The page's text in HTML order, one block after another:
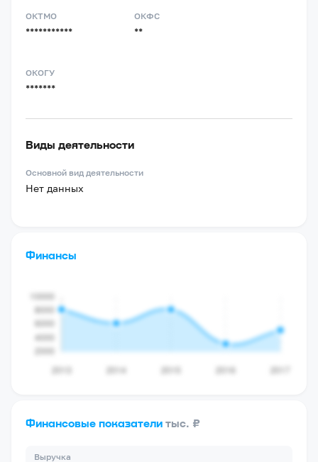
ОКТМО
***********
ОКФС
**
ОКОГУ
*******
Виды деятельности
Основной вид деятельности
Нет данных
Финансы
Финансовые показатели тыс. ₽
Выручка